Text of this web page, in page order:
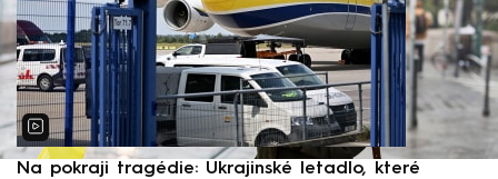
Na pokraji tragédie: Ukrajinské letadlo, které